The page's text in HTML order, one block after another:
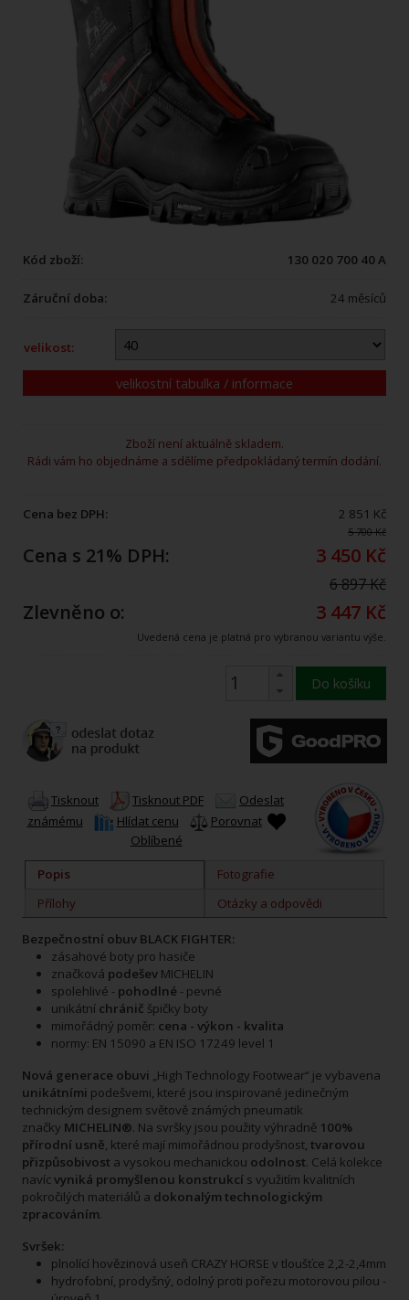
Kód zboží: 130 020 700 40 A
Záruční doba: 24 měsíců
velikost:
velikostní tabulka / informace
Zboží není aktuálně skladem.
Rádi vám ho objednáme a sdělíme předpokládaný termín dodání.
Cena bez DPH: 2 851 Kč
5 700 Kč
Cena s 21% DPH: 3 450 Kč
6 897 Kč
Zlevněno o: 3 447 Kč
Uvedená cena je platná pro vybranou variantu výše.
Do košíku
Tisknout Tisknout PDF
Odeslat
známému
Hlídat cenu
Porovnat
Oblíbené
Popis
Fotografie
Přílohy
Otázky a odpovědi
Bezpečnostní obuv BLACK FIGHTER:
zásahové boty pro hasiče
značková podešev MICHELIN
spolehlivé - pohodlné - pevné
unikátní chránič špičky boty
mimořádný poměr: cena - výkon - kvalita
normy: EN 15090 a EN ISO 17249 level 1
Nová generace obuvi „High Technology Footwear“ je vybavena
unikátními podešvemi, které jsou inspirované jedinečným
technickým designem světově známých pneumatik
značky MICHELIN®. Na svršky jsou použity výhradně 100%
přírodní usně, které mají mimořádnou prodyšnost, tvarovou
přizpůsobivost a vysokou mechanickou odolnost. Celá kolekce
navícvyniká promyšlenou konstrukcí s využitím kvalitních
pokročilých materiálů a dokonalým technologickým
zpracováním.
Svršek:
plnolící hovězinová useň CRAZY HORSE v tloušťce 2,2-2,4mm
hydrofobní, prodyšný, odolný proti pořezu motorovou pilou -